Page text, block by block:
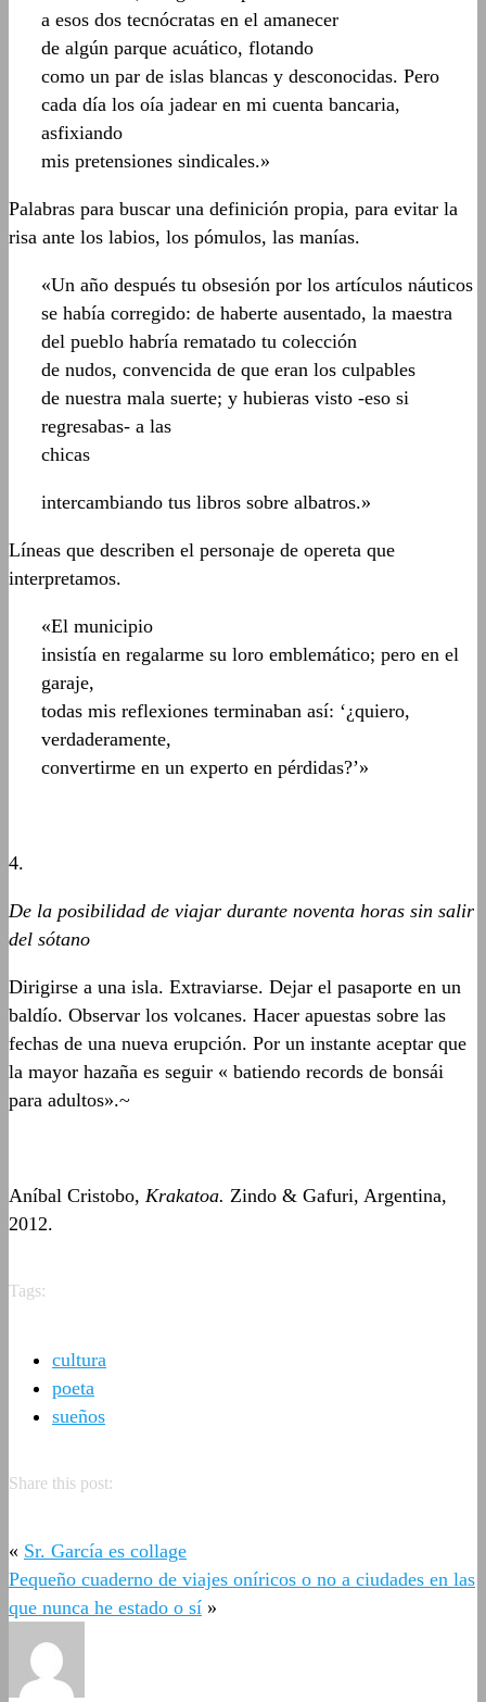
a esos dos tecnócratas en el amanecer
de algún parque acuático, flotando
como un par de islas blancas y desconocidas. Pero
cada día los oía jadear en mi cuenta bancaria,
asfixiando
mis pretensiones sindicales.»
Palabras para buscar una definición propia, para evitar la
risa ante los labios, los pómulos, las manías.
«Un año después tu obsesión por los artículos náuticos
se había corregido: de haberte ausentado, la maestra
del pueblo habría rematado tu colección
de nudos, convencida de que eran los culpables
de nuestra mala suerte; y hubieras visto -eso si
regresabas- a las
chicas
intercambiando tus libros sobre albatros.»
Líneas que describen el personaje de opereta que
interpretamos.
«El municipio
insistía en regalarme su loro emblemático; pero en el
garaje,
todas mis reflexiones terminaban así: ‘¿quiero,
verdaderamente,
convertirme en un experto en pérdidas?’»
4.
De la posibilidad de viajar durante noventa horas sin salir
del sótano
Dirigirse a una isla. Extraviarse. Dejar el pasaporte en un
baldío. Observar los volcanes. Hacer apuestas sobre las
fechas de una nueva erupción. Por un instante aceptar que
la mayor hazaña es seguir « batiendo records de bonsái
para adultos».~
Aníbal Cristobo, Krakatoa. Zindo & Gafuri, Argentina,
2012.
Tags:
cultura
poeta
sueños
Share this post:
« Sr. García es collage
Pequeño cuaderno de viajes oníricos o no a ciudades en las
que nunca he estado o sí »